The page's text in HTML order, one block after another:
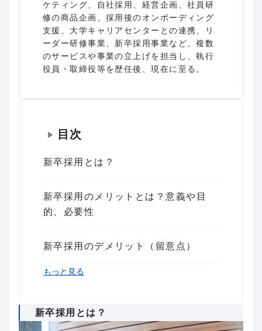
ケティング、自社採用、経営企画、社員研
修の商品企画、採用後のオンボーディング
支援、大学キャリアセンターとの連携、リ
ーダー研修事業、新卒採用事業など、複数
のサービスや事業の立上げを担当し、執行
役員・取締役等を歴任後、現在に至る。
目次
新卒採用とは？
新卒採用のメリットとは？意義や目
的、必要性
新卒採用のデメリット（留意点）
まとめ
もっと見る
新卒採用とは？